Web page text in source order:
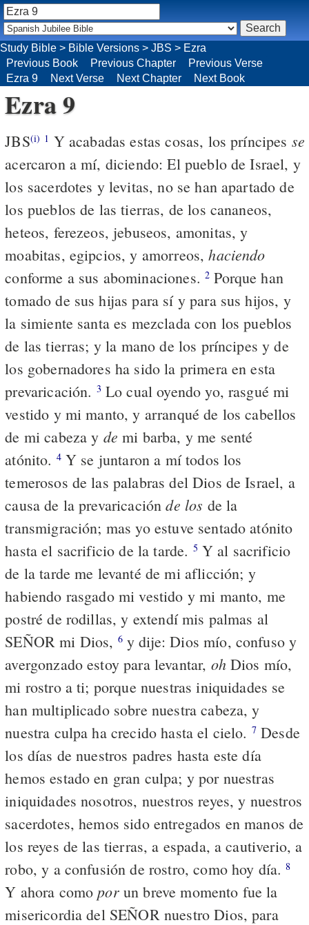
Ezra 9
JBS(i) 1 Y acabadas estas cosas, los príncipes se
acercaron a mí, diciendo: El pueblo de Israel, y
los sacerdotes y levitas, no se han apartado de
los pueblos de las tierras, de los cananeos,
heteos, ferezeos, jebuseos, amonitas, y
moabitas, egipcios, y amorreos,haciendo
conforme a sus abominaciones.2 Porque han
tomado de sus hijas para sí y para sus hijos, y
la simiente santa es mezclada con los pueblos
de las tierras; y la mano de los príncipes y de
los gobernadores ha sido la primera en esta
prevaricación. 3 Lo cual oyendo yo, rasgué mi
vestido y mi manto, y arranqué de los cabellos
de mi cabeza y de mi barba, y me senté
atónito. 4Y se juntaron a mí todos los
temerosos de las palabras del Dios de Israel, a
causa de la prevaricaciónde los de la
transmigración; mas yo estuve sentado atónito
hasta el sacrificio de la tarde. 5 Y al sacrificio
de la tarde me levanté de mi aflicción; y
habiendo rasgado mi vestido y mi manto, me
postré de rodillas, y extendí mis palmas al
SEÑOR mi Dios, 6y dije: Dios mío, confuso y
avergonzado estoy para levantar, ohDios mío,
mi rostro a ti; porque nuestras iniquidades se
han multiplicado sobre nuestra cabeza, y
nuestra culpa ha crecido hasta el cielo. 7Desde
los días de nuestros padres hasta este día
hemos estado en gran culpa; y por nuestras
iniquidades nosotros, nuestros reyes, y nuestros
sacerdotes, hemos sido entregados en manos de
los reyes de las tierras, a espada, a cautiverio, a
robo, y a confusión de rostro, como hoy día.8
Y ahora como porun breve momento fue la
misericordia del SEÑOR nuestro Dios, para
Study Bible > Bible Versions > JBS > Ezra
Previous Book
Previous Chapter
Previous Verse
Ezra 9
Next Verse Next Chapter Next Book